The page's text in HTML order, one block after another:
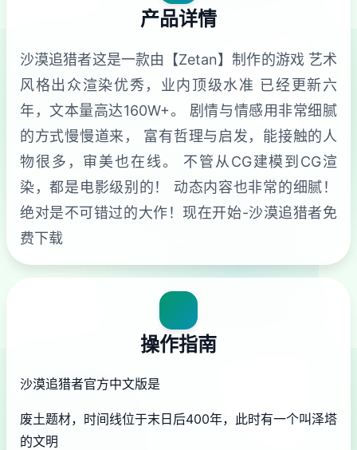
产品详情
沙漠追猎者这是一款由【Zetan】制作的游戏 艺术
风格出众渲染优秀，业内顶级水准 已经更新六
年，文本量高达160W+。 剧情与情感用非常细腻
的方式慢慢道来， 富有哲理与启发，能接触的人
物很多，审美也在线。 不管从CG建模到CG渲
染，都是电影级别的！ 动态内容也非常的细腻！
绝对是不可错过的大作！现在开始-沙漠追猎者免
费下载
操作指南
沙漠追猎者官方中文版是
废土题材，时间线位于末日后400年，此时有一个叫泽塔
的文明